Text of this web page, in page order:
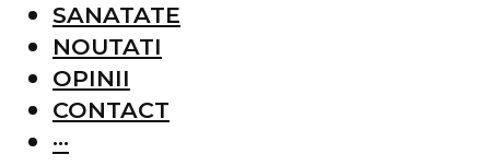
SANATATE
NOUTATI
OPINII
CONTACT
···